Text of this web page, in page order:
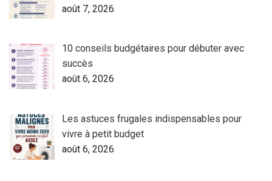
août 7, 2026
10 conseils budgétaires pour débuter avec
succès
août 6, 2026
Les astuces frugales indispensables pour
vivre à petit budget
août 6, 2026